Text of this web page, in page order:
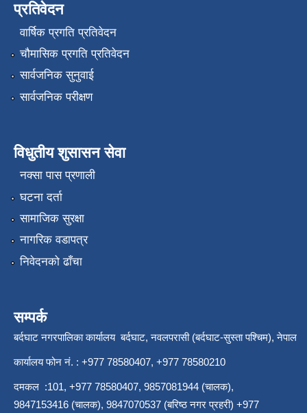
प्रतिवेदन
वार्षिक प्रगति प्रतिवेदन
चौमासिक प्रगति प्रतिवेदन
सार्वजनिक सुनुवाई
सार्वजनिक परीक्षण
विधुतीय शुसासन सेवा
नक्सा पास प्रणाली
घटना दर्ता
सामाजिक सुरक्षा
नागरिक वडापत्र
निवेदनको ढाँचा
सम्पर्क
बर्दघाट नगरपालिका कार्यालय बर्दघाट, नवलपरासी (बर्दघाट-सुस्ता पश्चिम), नेपाल
कार्यालय फोन नं. : +977 78580407, +977 78580210
दमकल :101, +977 78580407, 9857081944 (चालक),
9847153416 (चालक), 9847070537 (बरिष्ठ नगर प्रहरी) +977